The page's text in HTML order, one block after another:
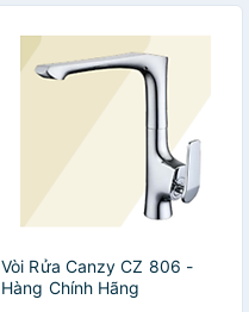
Vòi Rửa Canzy CZ 806 -
Hàng Chính Hãng